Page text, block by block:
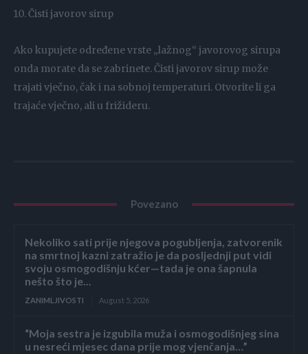
Čisti javorov sirup
Ako kupujete određene vrste „lažnog“ javorovog sirupa
onda morate da se zabrinete. Čisti javorov sirup može
trajati vječno, čak i na sobnoj temperaturi. Otvorite li ga
trajaće vječno, ali u frižideru.
Povezano
Nekoliko sati prije njegova pogubljenja, zatvorenik
na smrtnoj kazni zatražio je da posljednji put vidi
svoju osmogodišnju kćer—tada je ona šapnula
nešto što je...
ZANIMLJIVOSTI August 5, 2026
“Moja sestra je izgubila muža i osmogodišnjeg sina
u nesreći mjesec dana prije mog vjenčanja…”